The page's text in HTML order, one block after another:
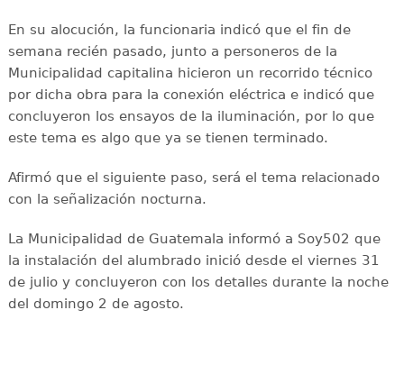
En su alocución, la funcionaria indicó que el fin de
semana recién pasado, junto a personeros de la
Municipalidad capitalina hicieron un recorrido técnico
por dicha obra para la conexión eléctrica e indicó que
concluyeron los ensayos de la iluminación, por lo que
este tema es algo que ya se tienen terminado.
Afirmó que el siguiente paso, será el tema relacionado
con la señalización nocturna.
La Municipalidad de Guatemala informó a Soy502 que
la instalación del alumbrado inició desde el viernes 31
de julio y concluyeron con los detalles durante la noche
del domingo 2 de agosto.